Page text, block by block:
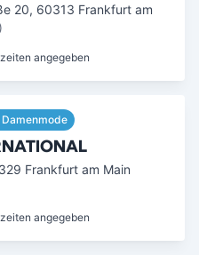
20, 60313 Frankfurt am
angegeben
Frankfurt am Main
angegeben